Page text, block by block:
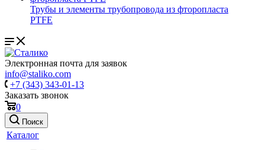
Трубы и элементы трубопровода из фторопласта
PTFE
Электронная почта для заявок
info@staliko.com
+7 (343) 343-01-13
Заказать звонок
0
Поиск
Каталог